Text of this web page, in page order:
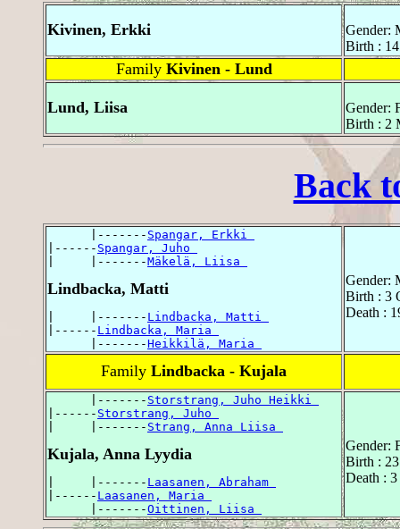
Kivinen, Erkki
Gender:
Birth :
Family Kivinen - Lund
Lund, Liisa
Gender:
Birth : 2
Back
      |-------
Spangar, Erkki
|------ Spangar, Juho
|     |-------Mäkelä, Liisa
Lindbacka, Matti
|     |------- Lindbacka, Matti
|------ Lindbacka, Maria
      |-------
Heikkilä, Maria
Gender:
Birth : 3
Death :
Family Lindbacka - Kujala
      |-------
Storstrang, Juho Heikki
|------ Storstrang, Juho
|     |------- Strang, Anna Liisa
Kujala, Anna Lyydia
|     |------- Laasanen, Abraham
|------ Laasanen, Maria
      |-------
Oittinen, Liisa
Gender:
Birth :
Death :